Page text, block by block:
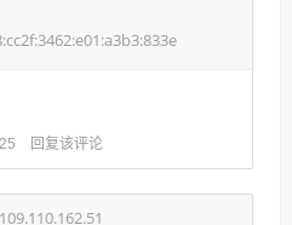
回复该评论